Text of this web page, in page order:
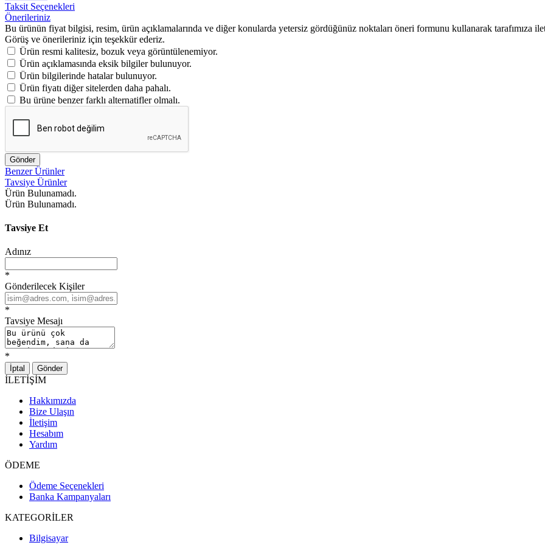
Taksit Seçenekleri
Önerileriniz
Bu ürünün fiyat bilgisi, resim, ürün açıklamalarında ve diğer konularda yetersiz gördüğünüz noktaları öneri formunu kullanarak tarafımıza
Görüş ve önerileriniz için teşekkür ederiz.
Ürün resmi kalitesiz, bozuk veya görüntülenemiyor.
Ürün açıklamasında eksik bilgiler bulunuyor.
Ürün bilgilerinde hatalar bulunuyor.
Ürün fiyatı diğer sitelerden daha pahalı.
Bu ürüne benzer farklı alternatifler olmalı.
Gönder
Benzer Ürünler
Tavsiye Ürünler
Ürün Bulunamadı.
Ürün Bulunamadı.
Tavsiye Et
Adınız
*
Gönderilecek Kişiler
*
Tavsiye Mesajı
*
İptal Gönder
İLETİŞİM
Hakkımızda
Bize Ulaşın
İletişim
Hesabım
Yardım
ÖDEME
Ödeme Seçenekleri
Banka Kampanyaları
KATEGORİLER
Bilgisayar